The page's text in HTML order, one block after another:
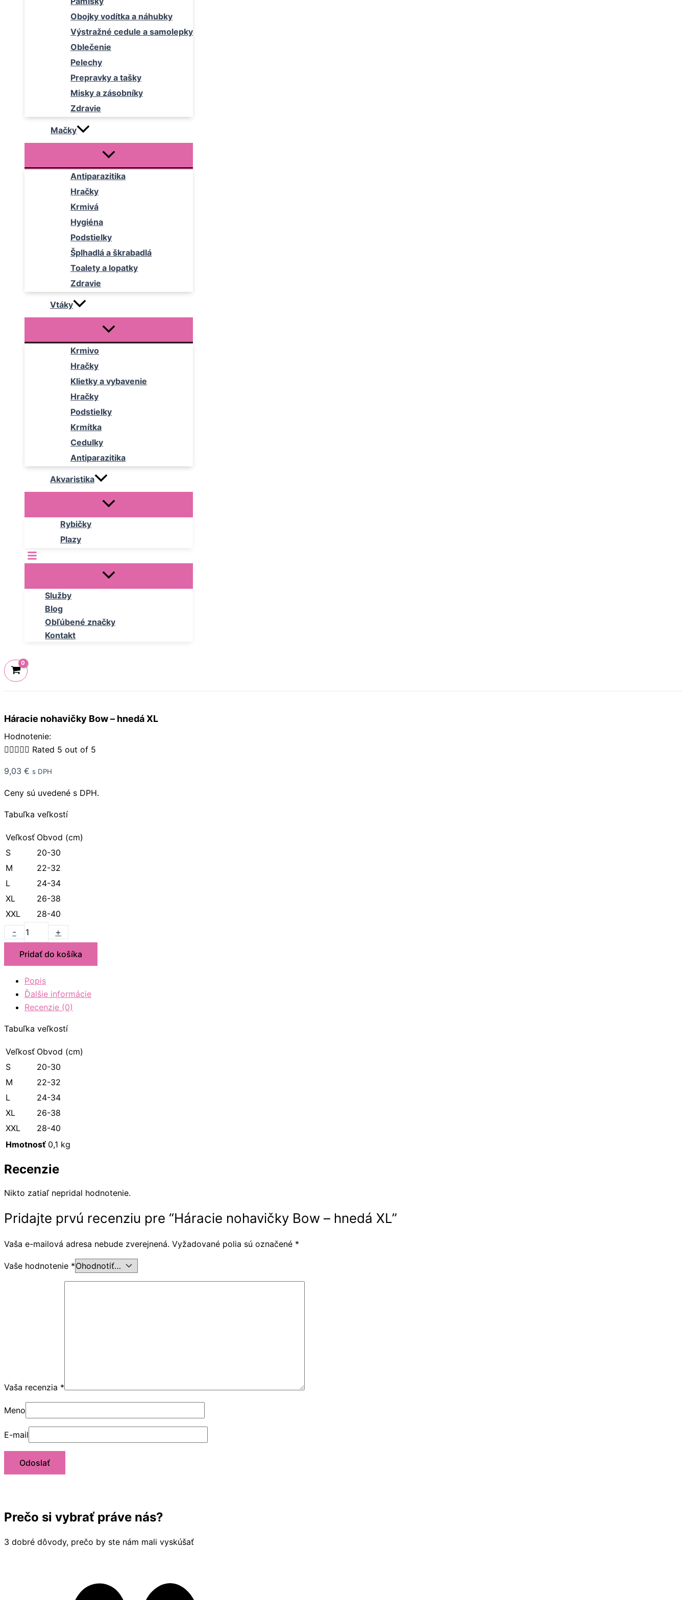
Obojky vodítka a náhubky
Výstražné cedule a samolepky
Oblečenie
Pelechy
Prepravky a tašky
Misky a zásobníky
Zdravie
Mačky
Antiparazitika
Hračky
Krmivá
Hygiéna
Podstielky
Šplhadlá a škrabadlá
Toalety a lopatky
Zdravie
Vtáky
Krmivo
Hračky
Klietky a vybavenie
Hračky
Podstielky
Krmítka
Cedulky
Antiparazitika
Akvaristika
Rybičky
Plazy
Služby
Blog
Obľúbené značky
Kontakt
Háracie nohavičky Bow – hnedá XL
Hodnotenie:
 Rated 5 out of 5
9,03 € s DPH
Ceny sú uvedené s DPH.
Tabuľka veľkostí
Veľkosť Obvod (cm)
S
20-30
M
22-32
L
24-34
XL
26-38
XXL
28-40
- +
Pridať do košíka
Popis
Ďalšie informácie
Recenzie (0)
Tabuľka veľkostí
Veľkosť Obvod (cm)
S
20-30
M
22-32
L
24-34
XL
26-38
XXL
28-40
Hmotnosť 0,1 kg
Recenzie
Nikto zatiaľ nepridal hodnotenie.
Pridajte prvú recenziu pre “Háracie nohavičky Bow – hnedá XL”
Vaša e-mailová adresa nebude zverejnená. Vyžadované polia sú označené *
Vaše hodnotenie *
Vaša recenzia *
Meno
E-mail
Prečo si vybrať práve nás?
3 dobré dôvody, prečo by ste nám mali vyskúšať